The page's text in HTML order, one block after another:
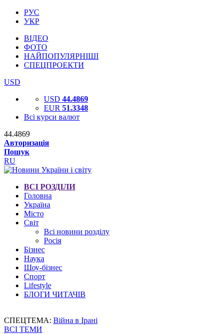
РУС
УКР
ВІДЕО
ФОТО
НАЙПОПУЛЯРНІШІ
СПЕЦПРОЕКТИ
USD
USD 44.4869
EUR 51.3348
Всі курси валют
44.4869
Авторизація
Пошук
RU
ВСІ РОЗДІЛИ
Головна
Україна
Місто
Світ
Всі новини розділу
Росія
Бізнес
Наука
Шоу-бізнес
Спорт
Lifestyle
БЛОГИ ЧИТАЧІВ
СПЕЦТЕМА: Війна в Ірані
ВСІ ТЕМИ